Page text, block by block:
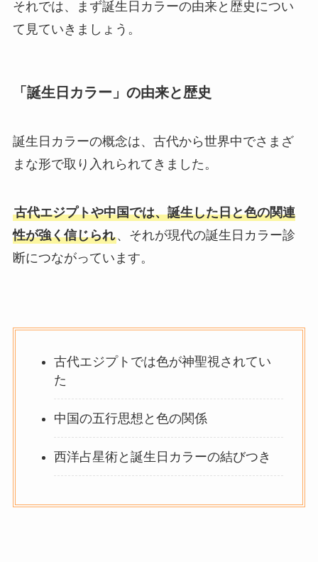
それでは、まず誕生日カラーの由来と歴史につい
て見ていきましょう。
「誕生日カラー」の由来と歴史
誕生日カラーの概念は、古代から世界中でさまざ
まな形で取り入れられてきました。
古代エジプトや中国では、誕生した日と色の関連
性が強く信じられ、それが現代の誕生日カラー診
断につながっています。
古代エジプトでは色が神聖視されてい
た
中国の五行思想と色の関係
西洋占星術と誕生日カラーの結びつき